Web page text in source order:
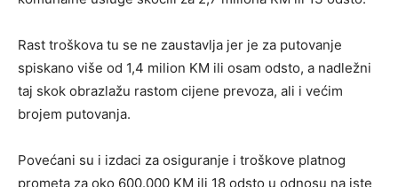
Rast troškova tu se ne zaustavlja jer je za putovanje
spiskano više od 1,4 milion KM ili osam odsto, a nadležni
taj skok obrazlažu rastom cijene prevoza, ali i većim
brojem putovanja.
Povećani su i izdaci za osiguranje i troškove platnog
prometa za oko 600.000 KM ili 18 odsto u odnosu na iste